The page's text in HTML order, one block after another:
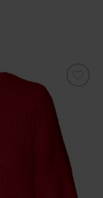
Tilføj til
ønskeliste